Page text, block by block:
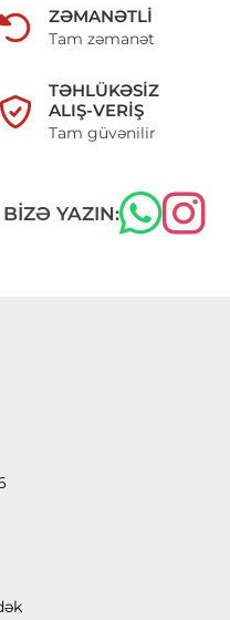
ZƏMANƏTLI
Tam zəmanət
TƏHLÜKƏSIZ
ALIŞ-VERIŞ
Tam güvənilir
BIZƏ YAZIN: